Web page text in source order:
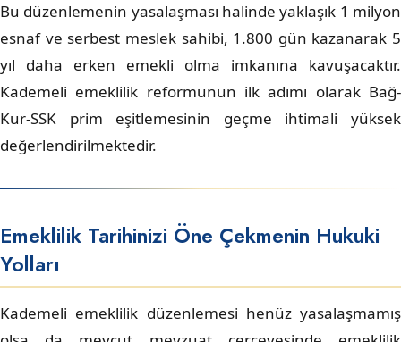
Bu düzenlemenin yasalaşması halinde yaklaşık 1 milyon
esnaf ve serbest meslek sahibi, 1.800 gün kazanarak 5
yıl daha erken emekli olma imkanına kavuşacaktır.
Kademeli emeklilik reformunun ilk adımı olarak Bağ-
Kur-SSK prim eşitlemesinin geçme ihtimali yüksek
değerlendirilmektedir.
Emeklilik Tarihinizi Öne Çekmenin Hukuki
Yolları
Kademeli emeklilik düzenlemesi henüz yasalaşmamış